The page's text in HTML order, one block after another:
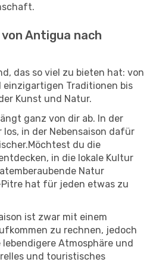
Antigua nach
das so viel zu bieten hat: von
einzigartigen Traditionen bis
Kunst und Natur.
ganz von dir ab. In der
los, in der Nebensaison dafür
du die
in die lokale Kultur
Natur
hat für jeden etwas zu
ist zwar mit einem
zu rechnen, jedoch
Atmosphäre und
und touristisches